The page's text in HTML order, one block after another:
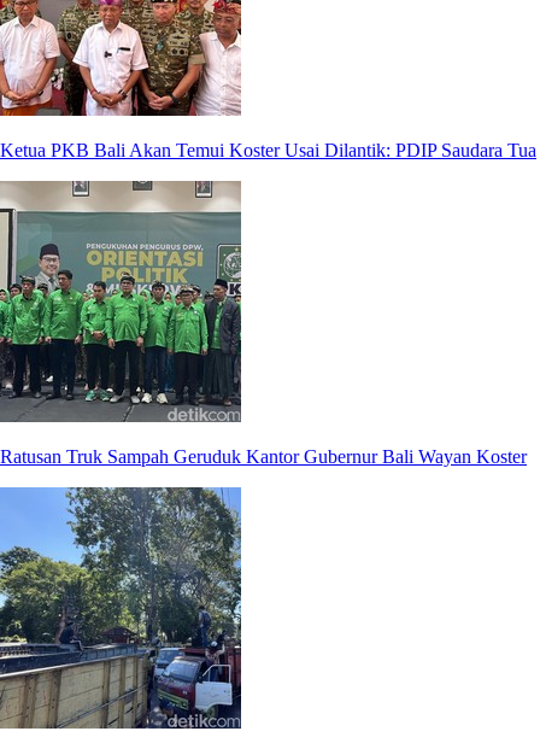
Ketua PKB Bali Akan Temui Koster Usai Dilantik: PDIP Saudara Tua
Ratusan Truk Sampah Geruduk Kantor Gubernur Bali Wayan Koster